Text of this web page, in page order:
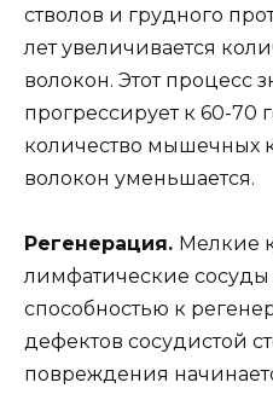
стволов и грудного
лет увеличивается
волокон. Этот процесс
прогрессирует к 60-
количество мышечных
волокон уменьшается.
Регенерация. Мелкие
лимфатические сосуды
способностью к
дефектов сосудистой
повреждения